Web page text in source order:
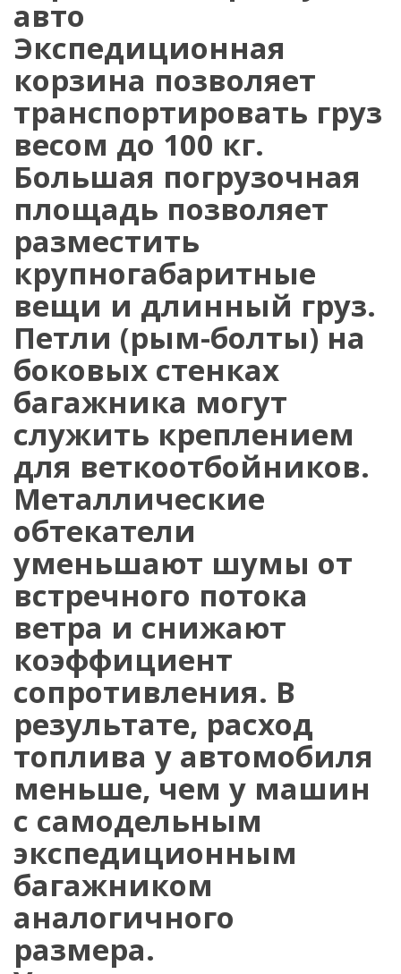
авто
Экспедиционная
корзина позволяет
транспортировать груз
весом до 100 кг.
Большая погрузочная
площадь позволяет
разместить
крупногабаритные
вещи и длинный груз.
Петли (рым-болты) на
боковых стенках
багажника могут
служить креплением
для веткоотбойников.
Металлические
обтекатели
уменьшают шумы от
встречного потока
ветра и снижают
коэффициент
сопротивления. В
результате, расход
топлива у автомобиля
меньше, чем у машин
с самодельным
экспедиционным
багажником
аналогичного
размера.